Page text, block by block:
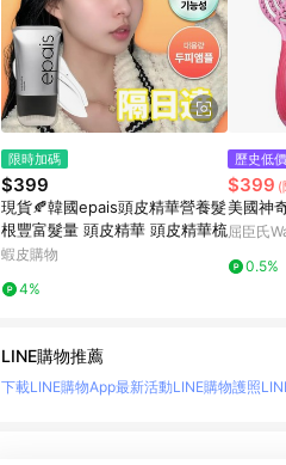
限時加碼
$399
現貨🍂韓國epais頭皮精華營養髮
根豐富髮量 頭皮精華 頭皮精華梳
蝦皮購物
4%
歷史低價
$399 (
美國神
屈臣氏
0.5%
LINE購物推薦
下載LINE購物App最新活動LINE購物護照